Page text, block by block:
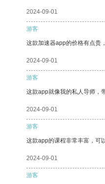
2024-09-01
游客
这款加速器app的价格有点贵
2024-09-01
游客
这款app就像我的私人导师，
2024-09-01
游客
这款app的课程非常丰富，可
2024-09-01
游客